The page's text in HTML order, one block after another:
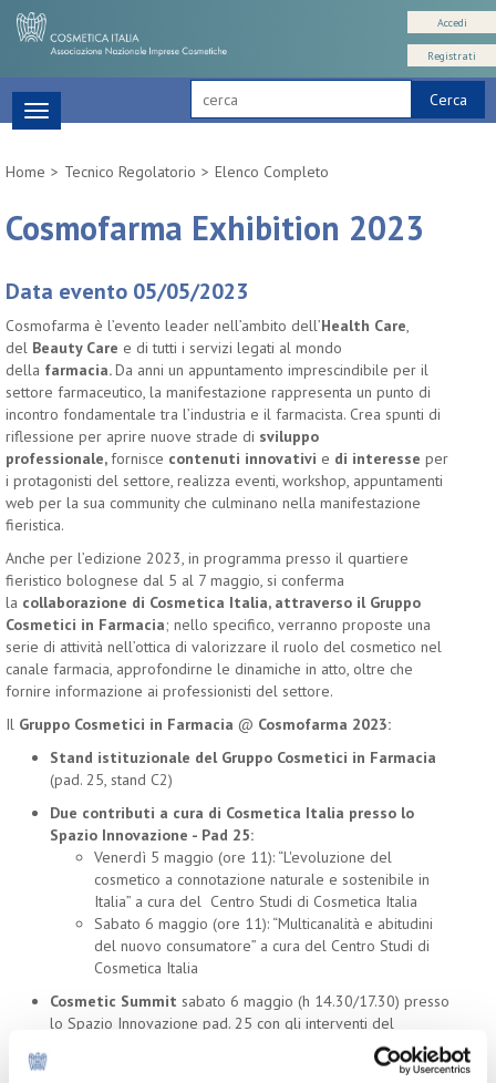
Cerca
Accedi
Registrati
Toggle
navigation
Home
Tecnico Regolatorio Elenco Completo
Cosmofarma Exhibition 2023
Data evento 05/05/2023
Cosmofarma è l’evento leader nell’ambito dell’Health Care,
del Beauty Care e di tutti i servizi legati al mondo
della farmacia.Da anni un appuntamento imprescindibile per il
settore farmaceutico, la manifestazione rappresenta un punto di
incontro fondamentale tra l’industria e il farmacista. Crea spunti di
riflessione per aprire nuove strade di sviluppo
professionale,fornisce contenuti innovativi e di interesse per
i protagonisti del settore, realizza eventi, workshop, appuntamenti
web per la sua community che culminano nella manifestazione
fieristica.
Anche per l’edizione 2023, in programma presso il quartiere
fieristico bolognese dal 5 al 7 maggio, si conferma
la collaborazione di Cosmetica Italia, attraverso il Gruppo
Cosmetici in Farmacia; nello specifico, verranno proposte una
serie di attività nell’ottica di valorizzare il ruolo del cosmetico nel
canale farmacia, approfondirne le dinamiche in atto, oltre che
fornire informazione ai professionisti del settore.
Il Gruppo Cosmetici in Farmacia @ Cosmofarma 2023:
Stand istituzionale del Gruppo Cosmetici in Farmacia
(pad. 25, stand C2)
Due contributi a cura di Cosmetica Italia presso lo
Spazio Innovazione - Pad 25:
Venerdì 5 maggio (ore 11): “L'evoluzione del
cosmetico a connotazione naturale e sostenibile in
Italia” a cura del Centro Studi di Cosmetica Italia
Sabato 6 maggio (ore 11): “Multicanalità e abitudini
del nuovo consumatore” a cura del Centro Studi di
Cosmetica Italia
Cosmetic Summit sabato 6 maggio (h 14.30/17.30) presso
lo Spazio Innovazione pad. 25 con gli interventi del
Presidente Corvi e del Centro Studi di Cosmetica Italia.